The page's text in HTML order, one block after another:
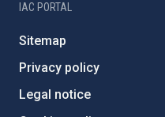
IAC PORTAL
Sitemap
Privacy policy
Legal notice